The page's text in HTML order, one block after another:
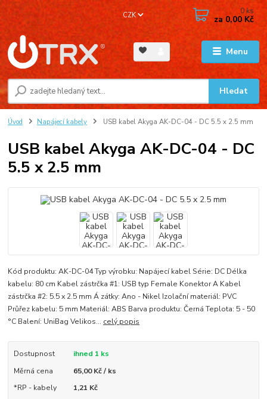
Menu
CZK
Hledat
0ks
za0,00 Kč
Úvod Napájecí kabely USB kabel Akyga AK-DC-04 - DC 5.5 x 2.5 mm
USB kabel Akyga AK-DC-04 - DC
5.5 x 2.5 mm
Kód produktu: AK-DC-04 Typ výrobku: Napájecí kabel Série: DC Délka
kabelu: 80 cm Kabel zástrčka #1: USB typ Female Konektor A Kabel
zástrčka #2: 5.5 x 2.5 mm Á zátky: Ano - Nikel Izolační materiál: PVC
Průřez kabelu: 5 mm Materiál: ABS Barva produktu: Černá Teplota: 5 - 50
°C Balení: UniBag Velikos... celý popis
Dostupnost
ihned 1 ks
Měrná cena
65,00 Kč / ks
*RP - kabely
1,21 Kč